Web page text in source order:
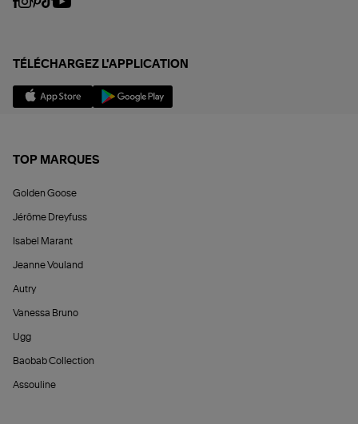
TÉLÉCHARGEZ L'APPLICATION
TOP MARQUES
Golden Goose
Jérôme Dreyfuss
Isabel Marant
Jeanne Vouland
Autry
Vanessa Bruno
Ugg
Baobab Collection
Assouline